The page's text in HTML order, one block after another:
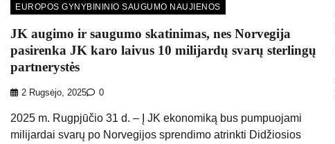
EUROPOS GYNYBININIO SAUGUMO NAUJIENOS
JK augimo ir saugumo skatinimas, nes Norvegija
pasirenka JK karo laivus 10 milijardų svarų sterlingų
partnerystės
2 Rugsėjo, 2025 0
2025 m. Rugpjūčio 31 d. – Į JK ekonomiką bus pumpuojami
milijardai svarų po Norvegijos sprendimo atrinkti Didžiosios